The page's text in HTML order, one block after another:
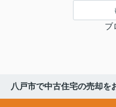
ブ
八戸市で中古住宅の売却を